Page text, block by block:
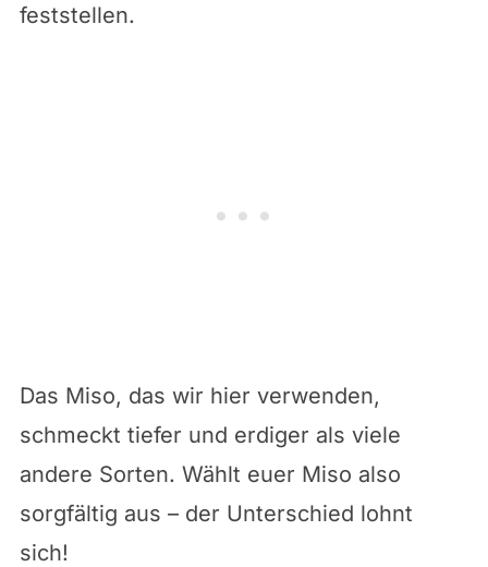
feststellen.
Das Miso, das wir hier verwenden,
schmeckt tiefer und erdiger als viele
andere Sorten. Wählt euer Miso also
sorgfältig aus – der Unterschied lohnt
sich!